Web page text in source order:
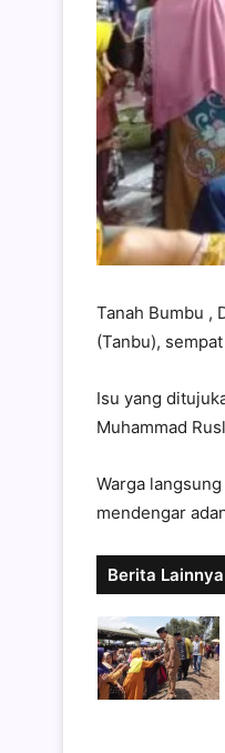
Tanah Bumbu ,
(Tanbu),
Isu yang
Muhammad
Warga
mendengar
Berita Lainnya